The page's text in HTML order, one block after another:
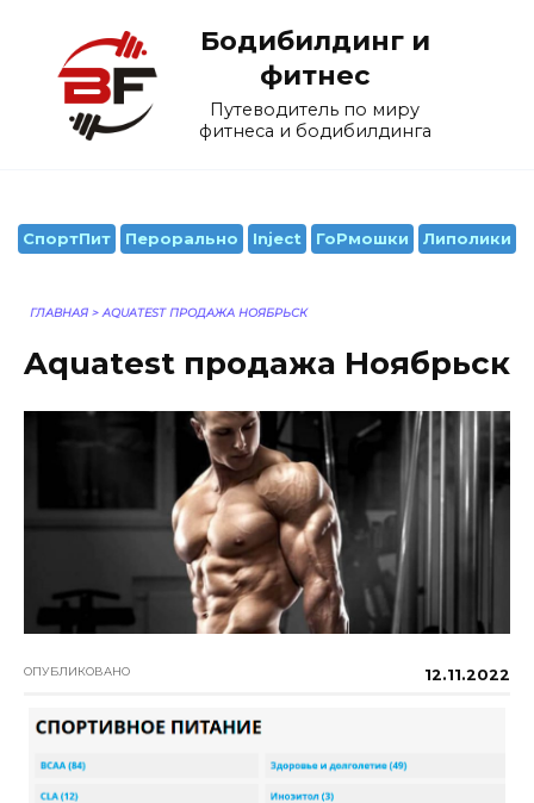
содержанию
Бодибилдинг и
фитнес
Путеводитель по миру
фитнеса и бодибилдинга
СпортПит Перорально Inject ГоРмошки Липолики
ГЛАВНАЯ > AQUATEST ПРОДАЖА НОЯБРЬСК
Aquatest продажа Ноябрьск
ОПУБЛИКОВАНО 12.11.2022